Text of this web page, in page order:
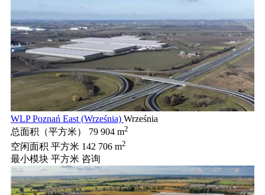
WLP Poznań East (Września) Września
总面积（平方米）
79 904 m2
空闲面积 平方米 142 706 m2
最小模块 平方米 咨询